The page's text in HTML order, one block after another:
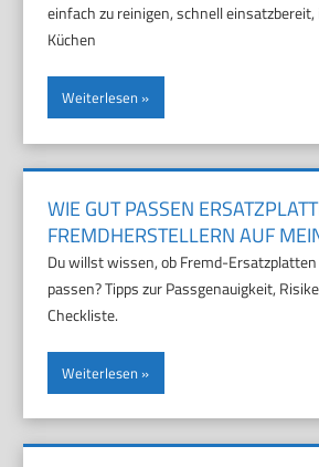
einfach zu reinigen, schnell
Küchen
Weiterlesen
WIE GUT PASSEN
FREMDHERSTELLERN AUF
Du willst wissen, ob Fremd-
passen? Tipps zur Passgenauigkeit,
Checkliste.
Weiterlesen